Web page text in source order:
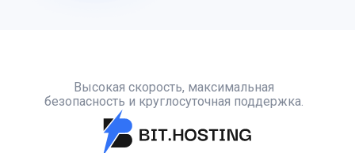
Высокая скорость, максимальная
безопасность и круглосуточная поддержка.